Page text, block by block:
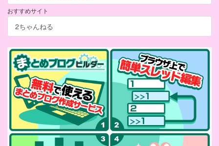
おすすめサイト
2ちゃんねる